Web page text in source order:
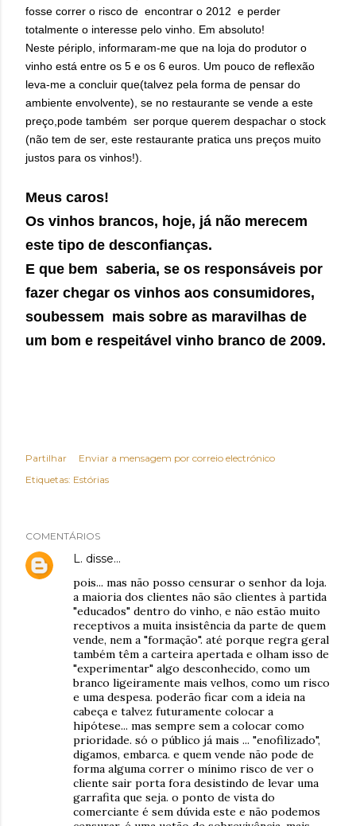
fosse correr o risco de encontrar o 2012 e perder
totalmente o interesse pelo vinho. Em absoluto!
Neste périplo, informaram-me que na loja do produtor o
vinho está entre os 5 e os 6 euros. Um pouco de reflexão
leva-me a concluir que(talvez pela forma de pensar do
ambiente envolvente), se no restaurante se vende a este
preço, pode também ser porque querem despachar o stock
(não tem de ser, este restaurante pratica uns preços muito
justos para os vinhos!).
Meus caros!
Os vinhos brancos, hoje, já não merecem
este tipo de desconfianças.
E que bem saberia, se os responsáveis por
fazer chegar os vinhos aos consumidores,
soubessem mais sobre as maravilhas de
um bom e respeitável vinho branco de 2009.
Partilhar
Enviar a mensagem por correio electrónico
Etiquetas: Estórias
COMENTÁRIOS
L. disse…
pois... mas não posso censurar o senhor da loja.
a maioria dos clientes não são clientes à partida
"educados" dentro do vinho, e não estão muito
receptivos a muita insistência da parte de quem
vende, nem a "formação". até porque regra geral
também têm a carteira apertada e olham isso de
"experimentar" algo desconhecido, como um
branco ligeiramente mais velhos, como um risco
e uma despesa. poderão ficar com a ideia na
cabeça e talvez futuramente colocar a
hipótese... mas sempre sem a colocar como
prioridade. só o público já mais ... "enofilizado",
digamos, embarca. e quem vende não pode de
forma alguma correr o mínimo risco de ver o
cliente sair porta fora desistindo de levar uma
garrafita que seja. o ponto de vista do
comerciante é sem dúvida este e não podemos